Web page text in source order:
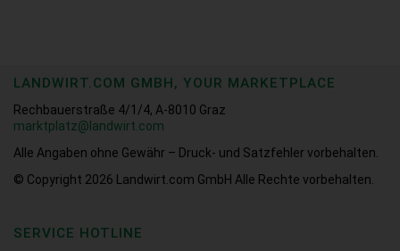
LANDWIRT.COM GMBH, YOUR MARKETPLACE
Rechbauerstraße 4/1/4, A-8010 Graz
marktplatz@landwirt.com
Alle Angaben ohne Gewähr – Druck- und Satzfehler vorbehalten.
© Copyright 2026
Landwirt.com GmbH Alle Rechte vorbehalten.
SERVICE HOTLINE